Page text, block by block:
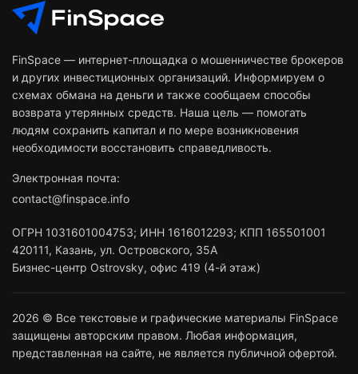
FinSpace — интернет-площадка о мошенничестве брокеров
и других инвестиционных организаций. Информируем о
схемах обмана на деньги и также сообщаем способы
возврата утерянных средств. Наша цель — помогать
людям сохранить капитал и по мере возникновения
необходимости восстановить справедливость.
Электронная почта:
contact@finspace.info
ОГРН 1031601004753; ИНН 1616012293; КПП 165501001
420111, Казань, ул. Островского, 35А
Бизнес-центр Ostrovsky, офис 419 (4-й этаж)
2026 © Все текстовые и графические материалы FinSpace
защищены авторским правом. Любая информация,
представленная на сайте, не является публичной офертой.